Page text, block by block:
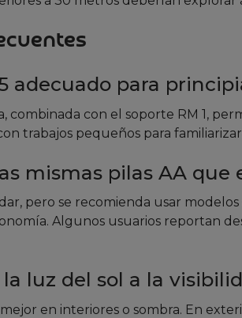
adecuado para
combinada con el soporte RM 1,
trabajos pequeños para
mismas pilas AA que
pero se recomienda usar
Algunos usuarios reportan
luz del sol a la
en interiores o sombra. En